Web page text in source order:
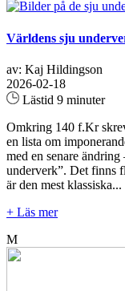
Världens sju
av: Kaj Hildingson
2026-02-18
Lästid 9 minuter
Omkring 140 f.Kr
en lista om
med en senare
underverk”. Det finns
är den mest klassiska...
+ Läs mer
M